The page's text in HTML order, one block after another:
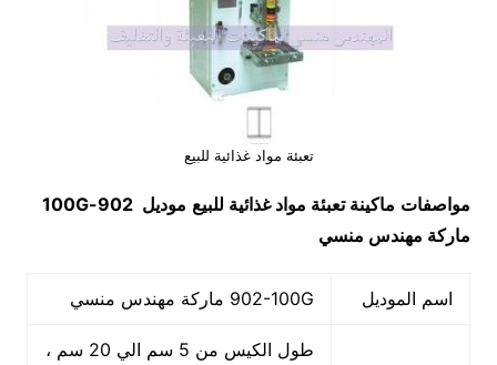
تعبئة مواد غذائية للبيع
مواصفات ماكينةتعبئة مواد غذائية للبيع موديل 902-100G
ماركة مهندس منسي
اسم الموديل 902-100G ماركة مهندس منسي
طول الكيس من 5 سم الي 20 سم ،